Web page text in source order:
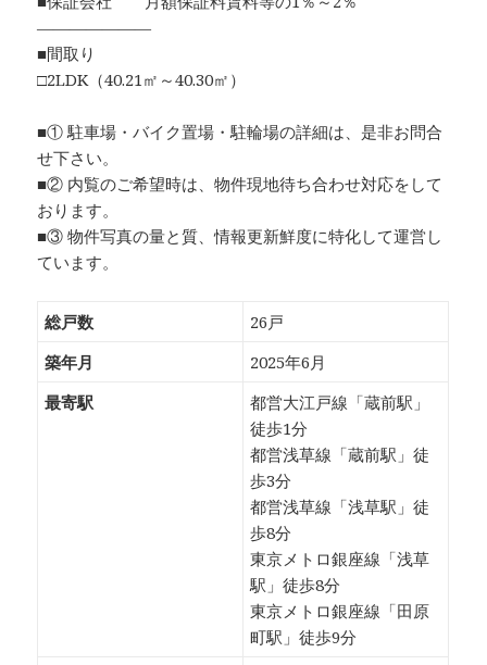
―――――――
■間取り
□2LDK（40.21㎡～40.30㎡）
■① 駐車場・バイク置場・駐輪場の詳細は、是非お問合
せ下さい。
■② 内覧のご希望時は、物件現地待ち合わせ対応をして
おります。
■③ 物件写真の量と質、情報更新鮮度に特化して運営し
ています。
総戸数
26戸
築年月
2025年6月
最寄駅
都営大江戸線「蔵前駅」
徒歩1分
都営浅草線「蔵前駅」徒
歩3分
都営浅草線「浅草駅」徒
歩8分
東京メトロ銀座線「浅草
駅」徒歩8分
東京メトロ銀座線「田原
町駅」徒歩9分